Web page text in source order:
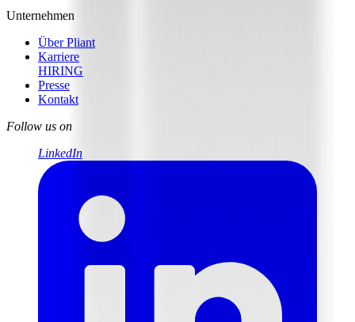
Unternehmen
Über Pliant
Karriere
HIRING
Presse
Kontakt
Follow us on
LinkedIn